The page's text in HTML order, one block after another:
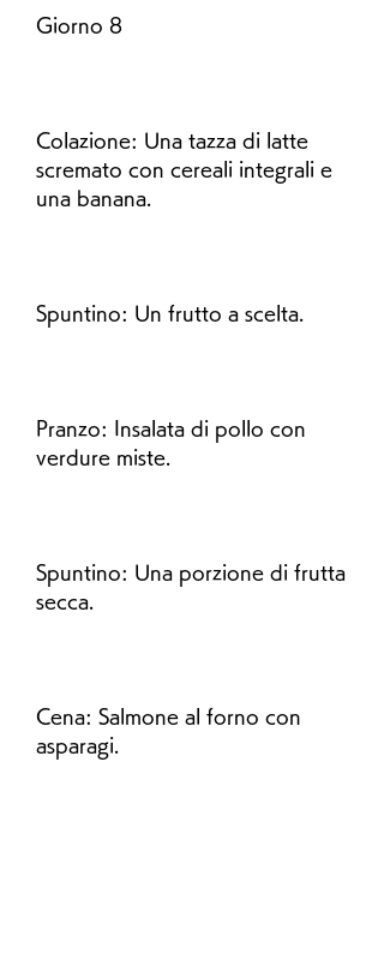
Giorno 8
Colazione: Una tazza di latte
scremato con cereali integrali e
una banana.
Spuntino: Un frutto a scelta.
Pranzo: Insalata di pollo con
verdure miste.
Spuntino: Una porzione di frutta
secca.
Cena: Salmone al forno con
asparagi.